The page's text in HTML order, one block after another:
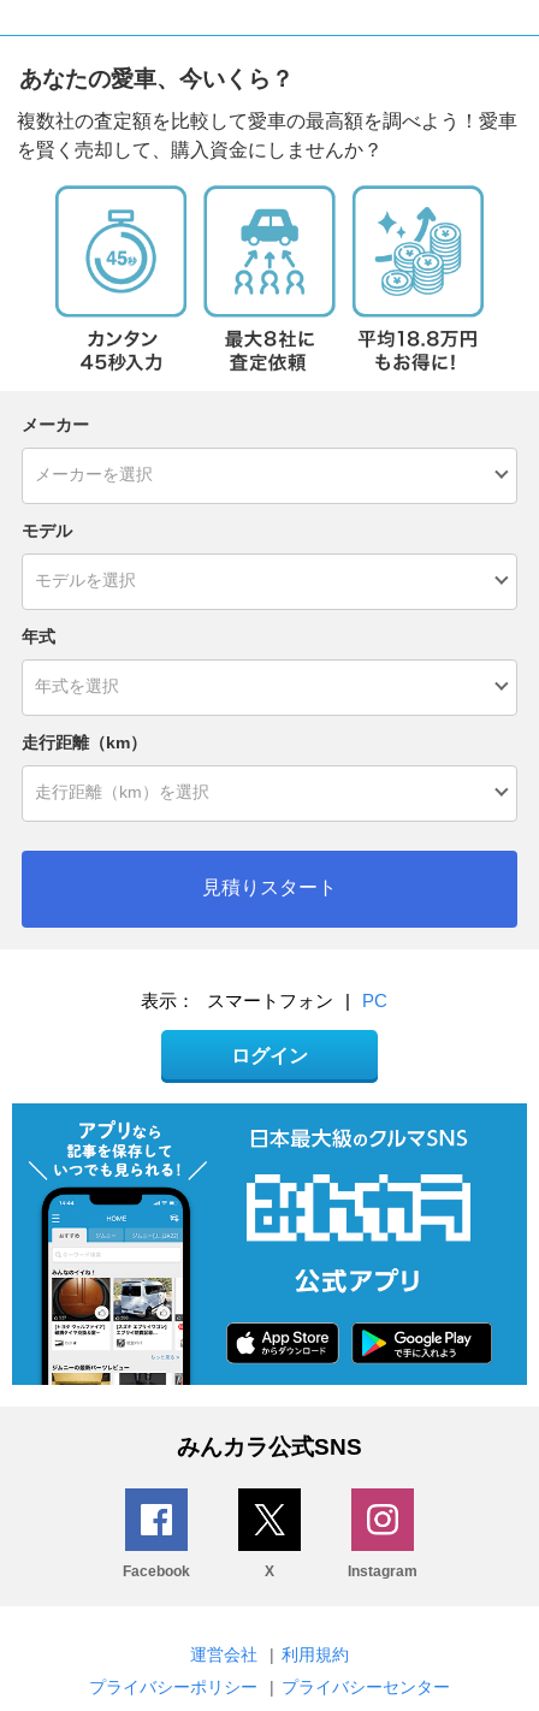
あなたの愛車、今いくら？
複数社の査定額を比較して愛車の最高額を調べよう！愛車
を賢く売却して、購入資金にしませんか？
メーカー
モデル
年式
走行距離（km）
見積りスタート
表示： スマートフォン | PC
ログイン
みんカラ公式SNS
Facebook X Instagram
運営会社 | 利用規約
プライバシーポリシー
| プライバシーセンター